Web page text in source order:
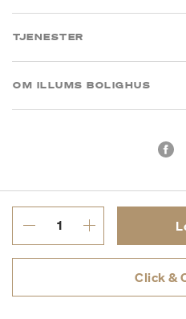
Click &
TJENESTER
OM ILLUMS BOLIGHUS
MVA: 993